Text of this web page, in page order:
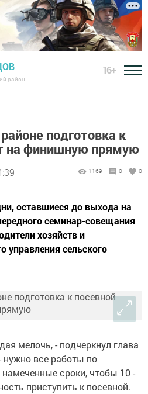
район
16+
подготовка к
на финишную прямую
1169 0 0
оставшиеся до выхода на
семинар-совещания
хозяйств и
управления сельского
мелочь, - подчеркнул глава
нужно все работы по
сроки, чтобы 10 -
приступить к посевной.